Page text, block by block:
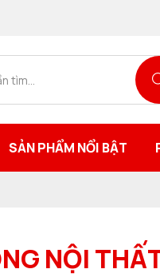
SẢN PHẨM NỔI BẬT
NỘI